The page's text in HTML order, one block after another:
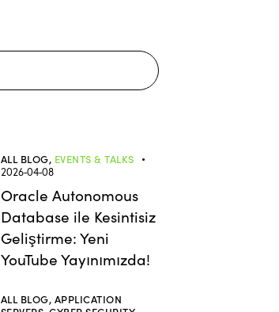
ALL BLOG, EVENTS & TALKS
2026-04-08
Oracle Autonomous
Database ile Kesintisiz
Geliştirme: Yeni
YouTube Yayınımızda!
ALL BLOG, APPLICATION